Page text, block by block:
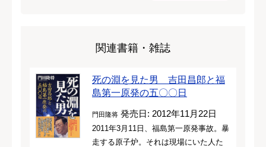
関連書籍・雑誌
死の淵を見た男 吉田昌郎と福
島第一原発の五〇〇日
門田隆将 発売日: 2012年11月22日
2011年3月11日、福島第一原発事故。暴
走する原子炉。それは現場にいた人た